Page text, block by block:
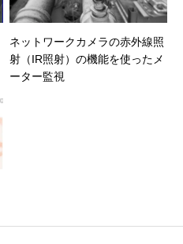
ネットワークカメラの赤外線照
射（IR照射）の機能を使ったメ
ーター監視